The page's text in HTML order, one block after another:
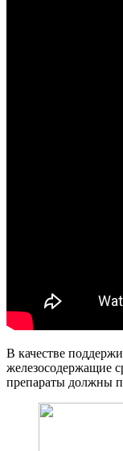
В качестве
железосодержащие
препараты должны